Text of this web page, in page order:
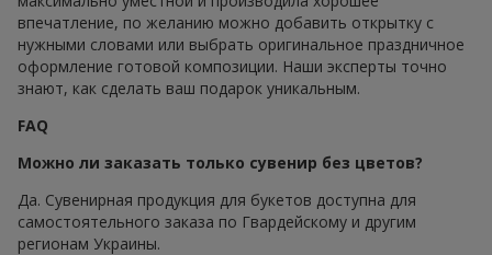
впечатление, по желанию можно добавить открытку с
нужными словами или выбрать оригинальное праздничное
оформление готовой композиции. Наши эксперты точно
знают, как сделать ваш подарок уникальным.
FAQ
Можно ли заказать только сувенир без цветов?
Да. Сувенирная продукция для букетов доступна для
самостоятельного заказа по Гвардейскому и другим
регионам Украины.